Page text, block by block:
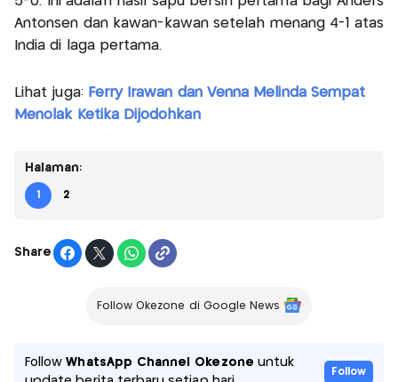
Antonsen dan kawan-kawan setelah menang 4-1 atas
India di laga pertama.
Lihat juga: Ferry Irawan dan Venna Melinda Sempat
Menolak Ketika Dijodohkan
Halaman:
1 2
Share
Follow Okezone di Google News
FollowWhatsApp Channel Okezone untuk
Follow